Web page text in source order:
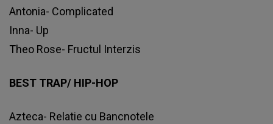
Antonia- Complicated
Inna- Up
Theo Rose- Fructul Interzis
BEST TRAP/ HIP-HOP
Azteca- Relatie cu Bancnotele